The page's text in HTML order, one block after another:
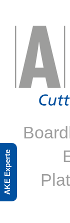
content
AKE Experte